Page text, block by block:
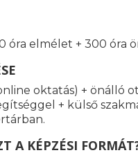
óra elmélet + 300 óra
oktatás) + önálló
+ külső
A KÉPZÉSI